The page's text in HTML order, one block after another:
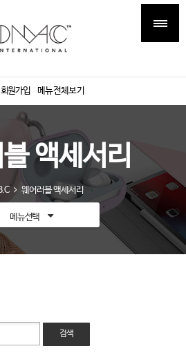
회원가입 메뉴전체보기
액세서리
웨어러블 액세서리
메뉴선택
검색